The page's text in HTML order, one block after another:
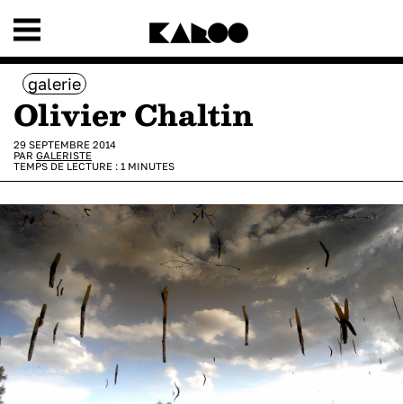
galerie
Olivier Chaltin
29 SEPTEMBRE 2014
PAR GALERISTE
TEMPS DE LECTURE : 1 MINUTES